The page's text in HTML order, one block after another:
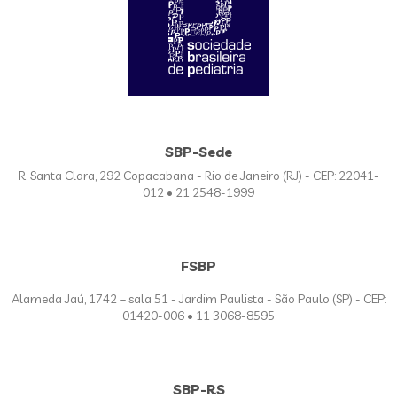
SBP-Sede
R. Santa Clara, 292 Copacabana - Rio de Janeiro (RJ) - CEP: 22041-
012 • 21 2548-1999
FSBP
Alameda Jaú, 1742 – sala 51 - Jardim Paulista - São Paulo (SP) - CEP:
01420-006 • 11 3068-8595
SBP-RS